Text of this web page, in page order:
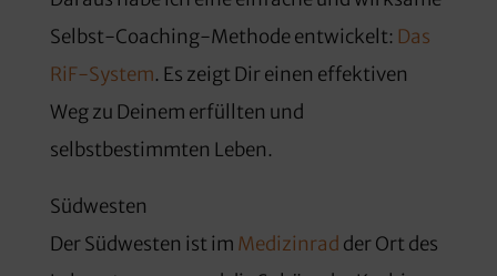
Selbst-Coaching-Methode entwickelt: Das
RiF-System. Es zeigt Dir einen effektiven
Weg zu Deinem erfüllten und
selbstbestimmten Leben.
Südwesten
Der Südwesten ist im Medizinrad der Ort des